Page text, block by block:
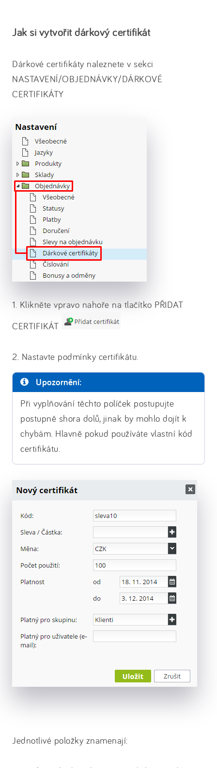
Jak si vytvořit dárkový certifikát
Dárkové certifikáty naleznete v sekci
NASTAVENÍ/OBJEDNÁVKY/DÁRKOVÉ
CERTIFIKÁTY
1. Klikněte vpravo nahoře na tlačítko PŘIDAT
CERTIFIKÁT
2. Nastavte podmínky certifikátu.
Upozornění:
Při vyplňování těchto políček postupujte
postupně shora dolů, jinak by mohlo dojít k
chybám. Hlavně pokud používáte vlastní kód
certifikátu.
Jednotlivé položky znamenají: